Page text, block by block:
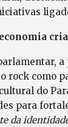
a
rock como
do
para
da